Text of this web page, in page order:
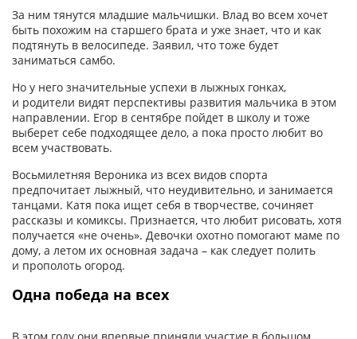
За ним тянутся младшие мальчишки. Влад во всем хочет
быть похожим на старшего брата и уже знает, что и как
подтянуть в велосипеде. Заявил, что тоже будет
заниматься самбо.
Но у него значительные успехи в лыжных гонках,
и родители видят перспективы развития мальчика в этом
направлении. Егор в сентябре пойдет в школу и тоже
выберет себе подходящее дело, а пока просто любит во
всем участвовать.
Восьмилетняя Вероника из всех видов спорта
предпочитает лыжный, что неудивительно, и занимается
танцами. Катя пока ищет себя в творчестве, сочиняет
рассказы и комиксы. Признается, что любит рисовать, хотя
получается «не очень». Девочки охотно помогают маме по
дому, а летом их основная задача – как следует полить
и прополоть огород.
Одна победа на всех